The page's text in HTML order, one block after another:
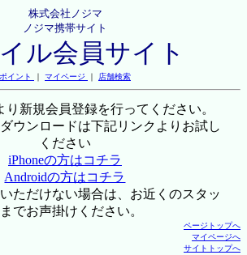
株式会社ノジマ
ノジマ携帯サイト
ル会員サイト
ポイント ｜ マイページ ｜ 店舗検索
り新規会員登録を行ってください。
ウンロードは下記リンクよりお試し
ください
iPhoneの方はコチラ
Androidの方はコチラ
ただけない場合は、お近くのスタッ
でお声掛けください。
ページトップへ
マイページへ
サイトトップへ